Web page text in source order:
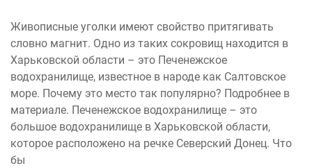
Живописные уголки имеют свойство притягивать
словно магнит. Одно из таких сокровищ находится в
Харьковской области – это Печенежское
водохранилище, известное в народе как Салтовское
море. Почему это место так популярно? Подробнее в
материале. Печенежское водохранилище – это
большое водохранилище в Харьковской области,
которое расположено на речке Северский Донец. Что
бы